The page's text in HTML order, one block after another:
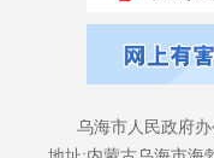
乌海市人民政府